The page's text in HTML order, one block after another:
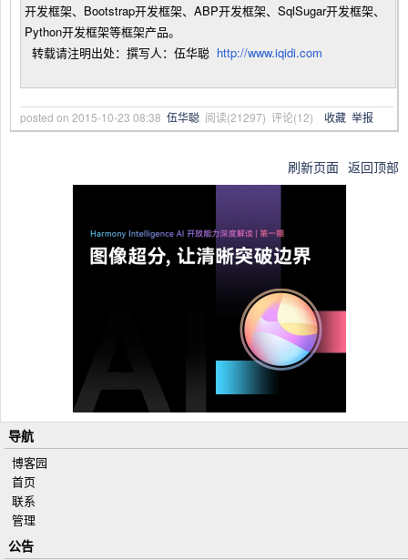
开发框架、Bootstrap开发框架、ABP开发框架、SqlSugar开发框架、
Python开发框架等框架产品。
转载请注明出处：撰写人：伍华聪 http://www.iqidi.com
posted on 2015-10-23 08:38 伍华聪 阅读(21297) 评论(12) 收藏 举报
刷新页面 返回顶部
导航
博客园
首页
联系
管理
公告